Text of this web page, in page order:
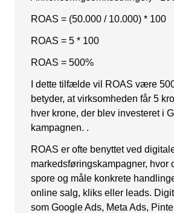
E-MAIL MARKETING
Kampagnemails
Leadgenerering
E-mail automation
TRACKING
ROAS = (50.000 / 10.000) * 100
ROAS = 5 * 100
ROAS = 500%
I dette tilfælde vil ROAS være
betyder, at virksomheden får 5
hver krone, der blev investeret i
kampagnen. .
ROAS er ofte benyttet ved
markedsføringskampagner, hvor
spore og måle konkrete
online salg, kliks eller leads.
som Google Ads, Meta Ads,